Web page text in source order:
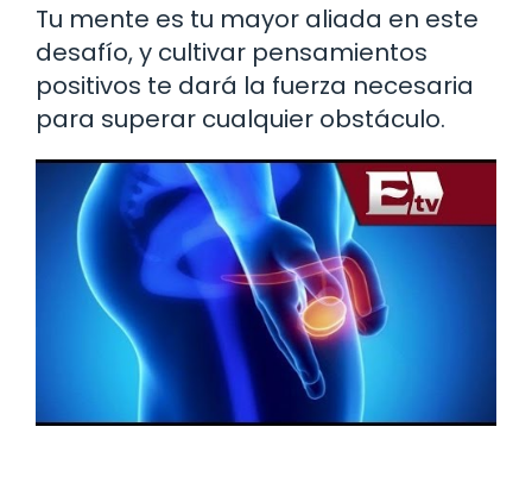
Tu mente es tu mayor aliada en este
desafío, y cultivar pensamientos
positivos te dará la fuerza necesaria
para superar cualquier obstáculo.